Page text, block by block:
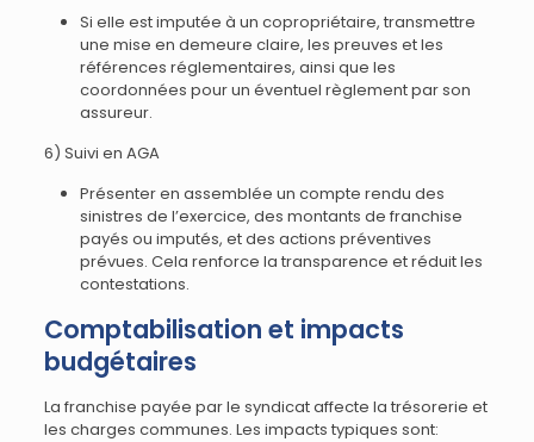
Si elle est imputée à un copropriétaire, transmettre
une mise en demeure claire, les preuves et les
références réglementaires, ainsi que les
coordonnées pour un éventuel règlement par son
assureur.
6) Suivi en AGA
Présenter en assemblée un compte rendu des
sinistres de l’exercice, des montants de franchise
payés ou imputés, et des actions préventives
prévues. Cela renforce la transparence et réduit les
contestations.
Comptabilisation et impacts
budgétaires
La franchise payée par le syndicat affecte la trésorerie et
les charges communes. Les impacts typiques sont: